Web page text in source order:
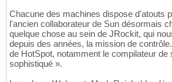
Chacune des machines dispose d'atouts
l'ancien collaborateur de Sun désormais
quelque chose au sein de JRockit, qui
depuis des années, la mission de
de HotSpot, notamment le compilateur de
sophistiqué ».